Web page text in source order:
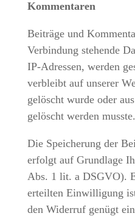
Kommentaren
Beiträge und
Verbindung stehende
IP-Adressen, werden
verbleibt auf unserer
gelöscht wurde oder
gelöscht werden musste.
Die Speicherung der
erfolgt auf Grundlage
Abs. 1 lit. a DSGVO).
erteilten Einwilligung
den Widerruf genügt